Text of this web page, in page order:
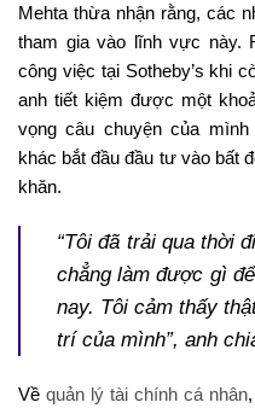
Mehta thừa nhận rằng, các
tham gia vào lĩnh vực này.
công việc tại Sotheby’s khi
anh tiết kiệm được một
vọng câu chuyện của
khác bắt đầu đầu tư vào bất
khăn.
“Tôi đã trải qua thời
chẳng làm được gì
nay. Tôi cảm thấy
trí của mình”, anh
Vềquản lý tài chính cá nhân